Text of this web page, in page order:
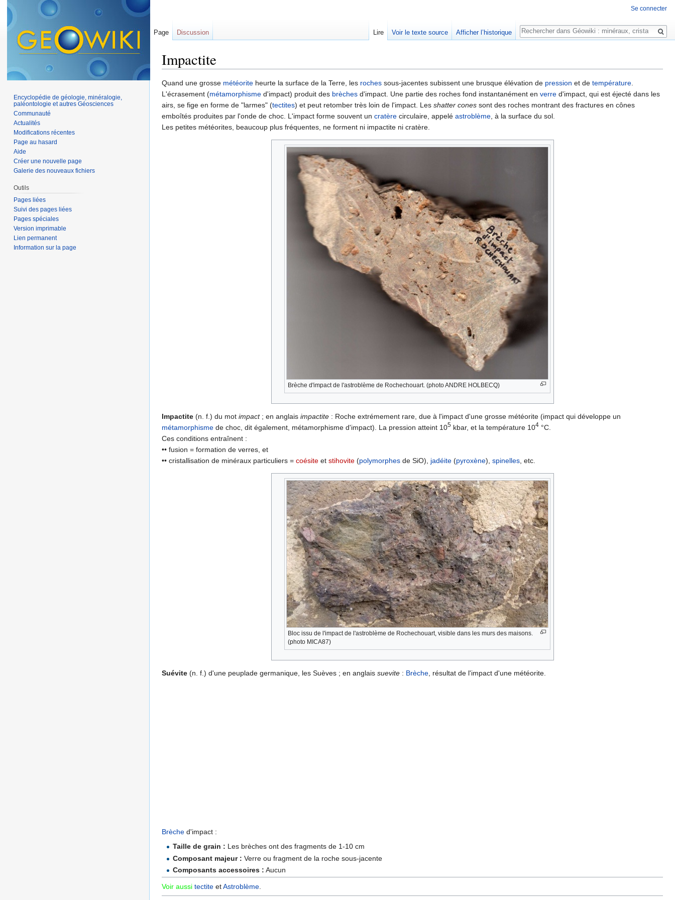
Impactite
Quand une grosse météorite heurte la surface de la Terre, les roches sous-jacentes subissent une brusque élévation de pression et de température.
L'écrasement (métamorphisme d'impact) produit des brèches d'impact. Une partie des roches fond instantanément en verre d'impact, qui est éjecté dans les
airs, se fige en forme de "larmes" (tectites) et peut retomber très loin de l'impact. Les shatter cones sont des roches montrant des fractures en cônes
emboîtés produites par l'onde de choc. L'impact forme souvent un cratère circulaire, appelé astroblème, à la surface du sol.
Les petites météorites, beaucoup plus fréquentes, ne forment ni impactite ni cratère.
Brèche d'impact de l'astroblème de Rochechouart. (photo ANDRE HOLBECQ)
Impactite (n. f.) du mot impact; en anglais impactite : Roche extrémement rare, due à l'impact d'une grosse météorite (impact qui développe un
métamorphisme de choc, dit également, métamorphisme d'impact). La pression atteint 105 kbar, et la température 104 °C.
Ces conditions entraînent :
•• fusion = formation de verres, et
•• cristallisation de minéraux particuliers = coésite et stihovite (polymorphes de SiO), jadéite (pyroxène), spinelles, etc.
Bloc issu de l'impact de l'astroblème de Rochechouart, visible dans les murs des maisons.
(photo MICA87)
Suévite (n. f.) d'une peuplade germanique, les Suèves ; en anglais suevite : Brèche, résultat de l'impact d'une météorite.
Brèche d'impact :
Taille de grain : Les brèches ont des fragments de 1-10 cm
Composant majeur : Verre ou fragment de la roche sous-jacente
Composants accessoires : Aucun
Voir aussi tectite etAstroblème
Se connecter
Page Discussion Lire Voir le texte source Afficher l’historique
Rechercher
Encyclopédie de géologie, minéralogie,
paléontologie et autres Géosciences
Communauté
Actualités
Modifications récentes
Page au hasard
Aide
Créer une nouvelle page
Galerie des nouveaux fichiers
Outils
Pages liées
Suivi des pages liées
Pages spéciales
Version imprimable
Lien permanent
Information sur la page